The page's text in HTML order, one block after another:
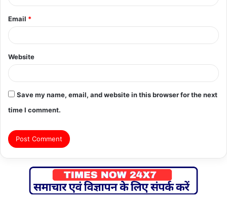
Email *
Website
Save my name, email, and website in this browser for the next
time I comment.